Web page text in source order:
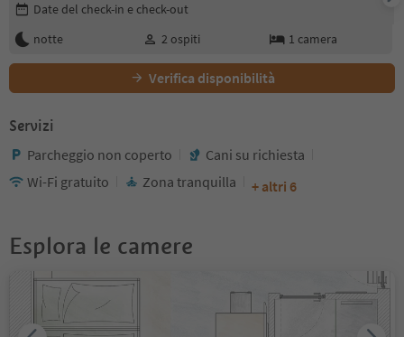
Date del check-in e check-out
notte
2 ospiti 1 camera
Verifica disponibilità
Servizi
Parcheggio non coperto
Cani su richiesta
Wi-Fi gratuito
Zona tranquilla + altri 6
Esplora le camere